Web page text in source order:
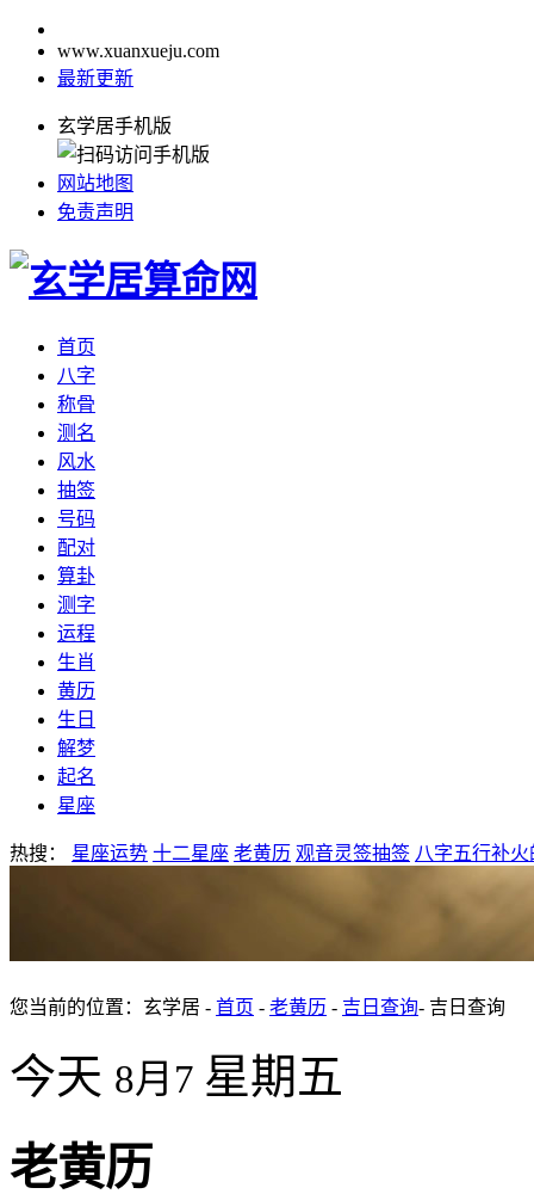
www.xuanxueju.com
最新更新
玄学居手机版
网站地图
免责声明
首页
八字
称骨
测名
风水
抽签
号码
配对
算卦
测字
运程
生肖
黄历
生日
解梦
起名
星座
热搜： 星座运势 十二星座 老黄历 观音灵签抽签 八字五行补
您当前的位置：玄学居 - 首页 - 老黄历 - 吉日查询- 吉日查询
今天 8月7 星期五
老黄历